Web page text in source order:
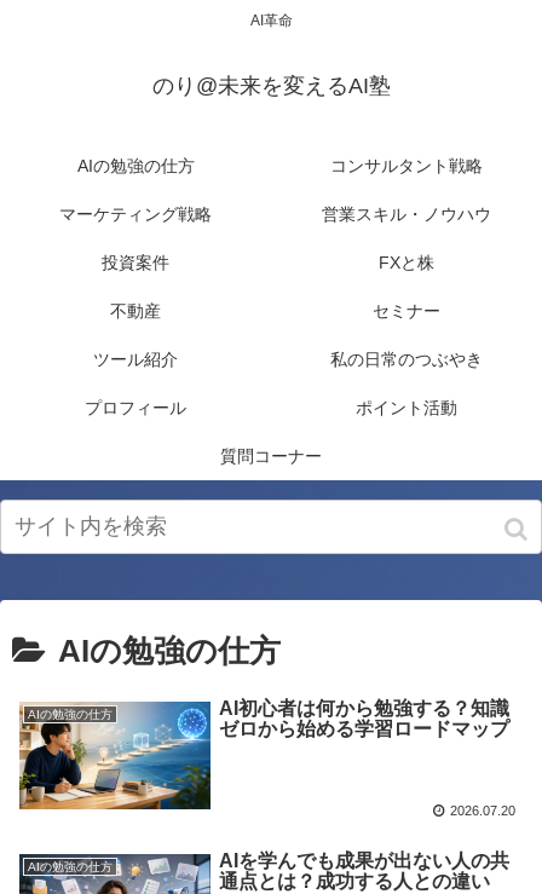
AI革命
のり@未来を変えるAI塾
AIの勉強の仕方 コンサルタント戦略
マーケティング戦略 営業スキル・ノウハウ
投資案件 FXと株
不動産 セミナー
ツール紹介 私の日常のつぶやき
プロフィール ポイント活動
質問コーナー
AIの勉強の仕方
AIの勉強の仕方
AI初心者は何から勉強する？知識
ゼロから始める学習ロードマップ
2026.07.20
AIの勉強の仕方
AIを学んでも成果が出ない人の共
通点とは？成功する人との違い